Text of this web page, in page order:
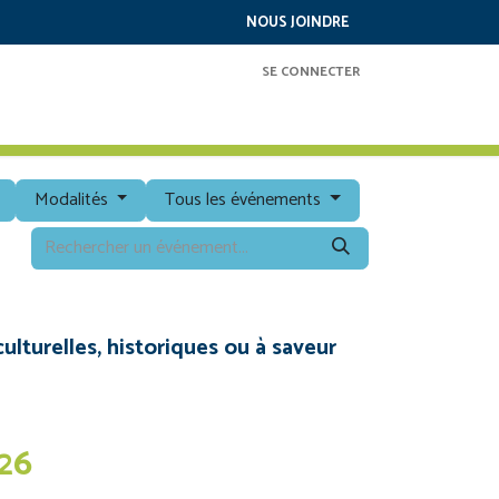
NOUS JOINDRE
SE CONNECTER
Modalités Tous les événements
historiques ou à saveur